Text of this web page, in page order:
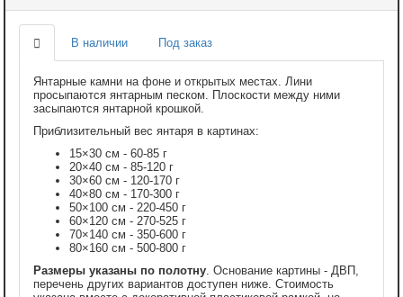
В наличии Под заказ
Янтарные камни на фоне и открытых местах. Лини
просыпаются янтарным песком. Плоскости между ними
засыпаются янтарной крошкой.
Приблизительный вес янтаря в картинах:
15×30 см - 60-85 г
20×40 см - 85-120 г
30×60 см - 120-170 г
40×80 см - 170-300 г
50×100 см - 220-450 г
60×120 см - 270-525 г
70×140 см - 350-600 г
80×160 см - 500-800 г
Размеры указаны по полотну . Основание картины - ДВП,
перечень других вариантов доступен ниже. Стоимость